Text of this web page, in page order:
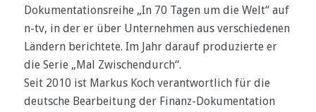
Dokumentationsreihe „In 70 Tagen um die Welt“ auf
n-tv, in der er über Unternehmen aus verschiedenen
Ländern berichtete. Im Jahr darauf produzierte er
die Serie „Mal Zwischendurch“.
Seit 2010 ist Markus Koch verantwortlich für die
deutsche Bearbeitung der Finanz-Dokumentation